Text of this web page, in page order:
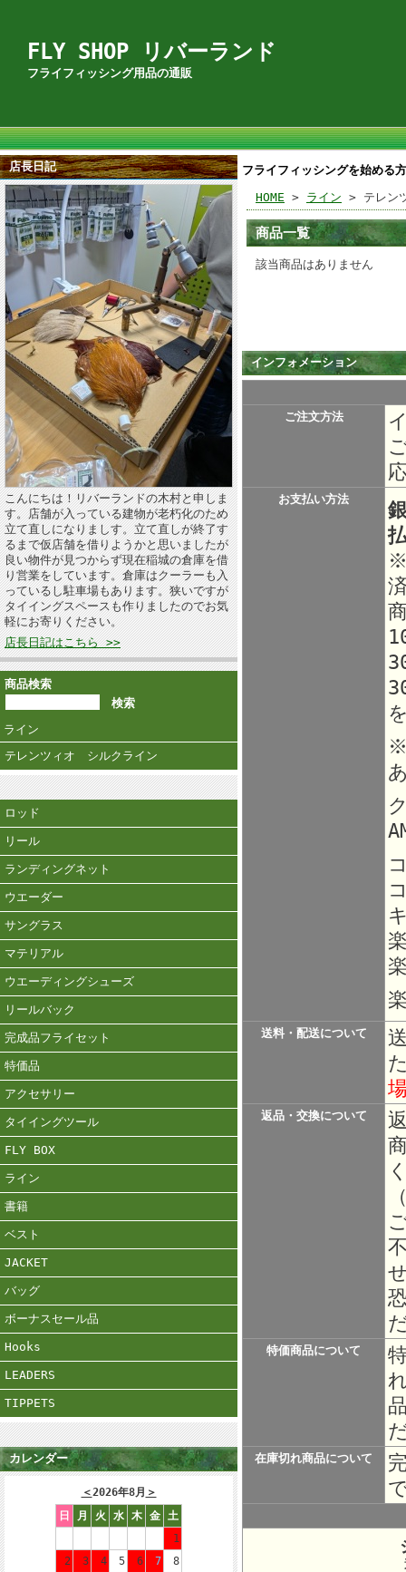
FLY SHOP リバーランド
フライフィッシング用品の通販
店長日記
こんにちは！リバーランドの木村と申しま
す。店舗が入っている建物が老朽化のため
立て直しになりましす。立て直しが終了す
るまで仮店舗を借りようかと思いましたが
良い物件が見つからず現在稲城の倉庫を借
り営業をしています。倉庫はクーラーも入
っているし駐車場もあります。狭いですが
タイイングスペースも作りましたのでお気
軽にお寄りください。
店長日記はこちら >>
商品検索
ライン
テレンツィオ シルクライン
ロッド
リール
ランディングネット
ウエーダー
サングラス
マテリアル
ウエーディングシューズ
リールバック
完成品フライセット
特価品
アクセサリー
タイイングツール
FLY BOX
ライン
書籍
ベスト
JACKET
バッグ
ボーナスセール品
Hooks
LEADERS
TIPPETS
カレンダー
＜2026年8月 ＞
日
月 火 水 木 金
土
1
2
3 4 5 6 7
8
フライフィッシングを始める
HOME > ライン > テレン
商品一覧
該当商品はありません
インフォメーション
ご注文方法
お支払い方法
送料・配送について
返品・交換について
特価商品について
在庫切れ商品について